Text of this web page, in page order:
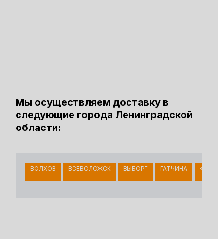
Мы осуществляем доставку в
следующие города Ленинградской
области:
ВОЛХОВ ВСЕВОЛОЖСК ВЫБОРГ ГАТЧИНА